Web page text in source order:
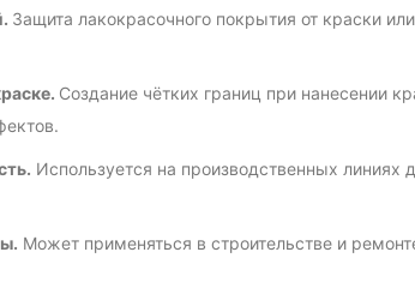
Защита лакокрасочного покрытия от краски
Создание чётких границ при нанесении
Используется на производственных
Может применяться в строительстве и